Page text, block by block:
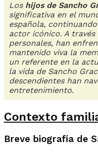
Los hijos de Sancho
significativa en el
española,
actor icónico. A través
personales, han
mantenido viva la
un referente en la
la vida de Sancho
descendientes han
entretenimiento.
Contexto
Breve biografía de